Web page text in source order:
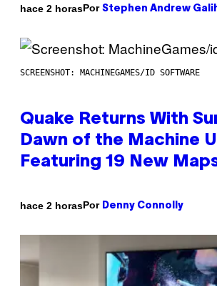
hace 2 horasPor Stephen Andrew
SCREENSHOT: MACHINEGAMES/ID SOFTWARE
Quake Returns With
Dawn of the Machine
Featuring 19 New
hace 2 horasPor Denny Connolly